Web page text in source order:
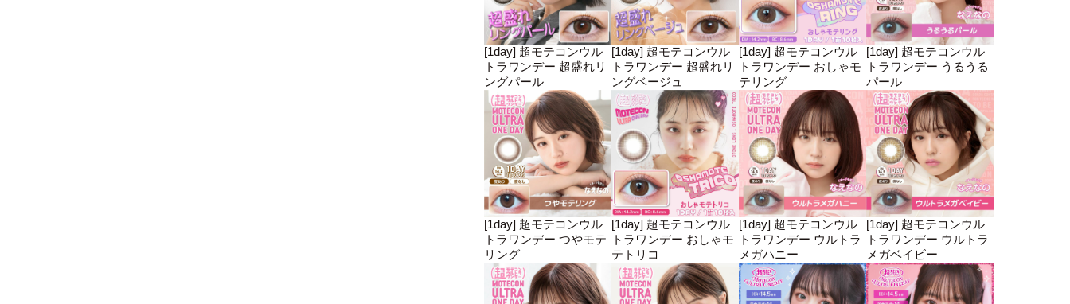
[1day] 超モテコンウル
トラワンデー 超盛れリ
ングパール
[1day] 超モテコンウル
トラワンデー 超盛れリ
ングベージュ
[1day] 超モテコンウル
トラワンデー おしゃモ
テリング
[1day] 超モテコンウル
トラワンデー うるうる
パール
[1day] 超モテコンウル
トラワンデー つやモテ
リング
[1day] 超モテコンウル
トラワンデー おしゃモ
テトリコ
[1day] 超モテコンウル
トラワンデー ウルトラ
メガハニー
[1day] 超モテコンウル
トラワンデー ウルトラ
メガベイビー